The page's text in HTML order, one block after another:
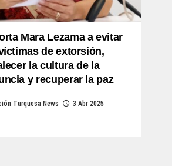
Mara Lezama a evitar
de extorsión,
la cultura de la
y recuperar la paz
Turquesa News 3 Abr 2025